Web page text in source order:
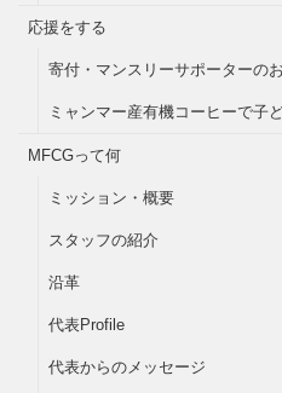
応援をする
寄付・マンスリーサポーターの
ミャンマー産有機コーヒーで子
MFCGって何
ミッション・概要
スタッフの紹介
沿革
代表Profile
代表からのメッセージ